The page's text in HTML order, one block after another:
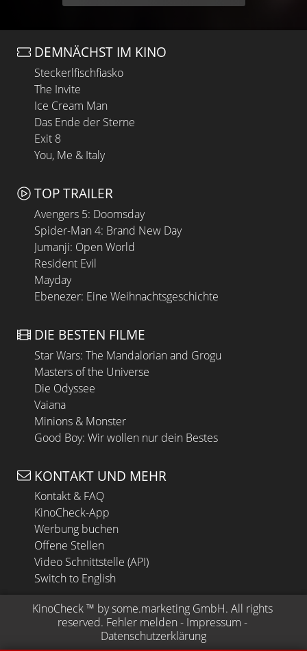
DEMNÄCHST IM KINO
Steckerlfischfiasko
The Invite
Ice Cream Man
Das Ende der Sterne
Exit 8
You, Me & Italy
TOP TRAILER
Avengers 5: Doomsday
Spider-Man 4: Brand New Day
Jumanji: Open World
Resident Evil
Mayday
Ebenezer: Eine Weihnachtsgeschichte
DIE BESTEN FILME
Star Wars: The Mandalorian and Grogu
Masters of the Universe
Die Odyssee
Vaiana
Minions & Monster
Good Boy: Wir wollen nur dein Bestes
KONTAKT UND MEHR
Kontakt & FAQ
KinoCheck-App
Werbung buchen
Offene Stellen
Video Schnittstelle (API)
Switch to English
KinoCheck ™ by some.marketing GmbH. All rights
reserved. Fehler melden - Impressum -
Datenschutzerklärung